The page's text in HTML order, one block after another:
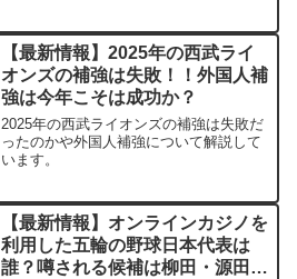
【最新情報】2025年の西武ライ
オンズの補強は失敗！！外国人補
強は今年こそは成功か？
2025年の西武ライオンズの補強は失敗だ
ったのかや外国人補強について解説して
います。
【最新情報】オンラインカジノを
利用した五輪の野球日本代表は
誰？噂される候補は柳田・源田・